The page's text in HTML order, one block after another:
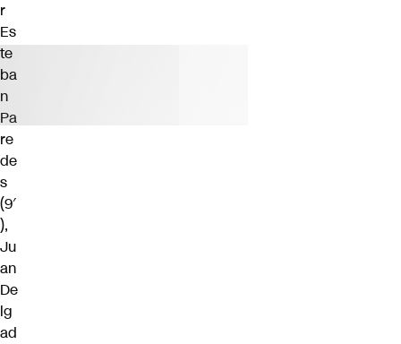
r
Es
te
ba
n
Pa
re
de
s
(9′
),
Ju
an
De
lg
ad